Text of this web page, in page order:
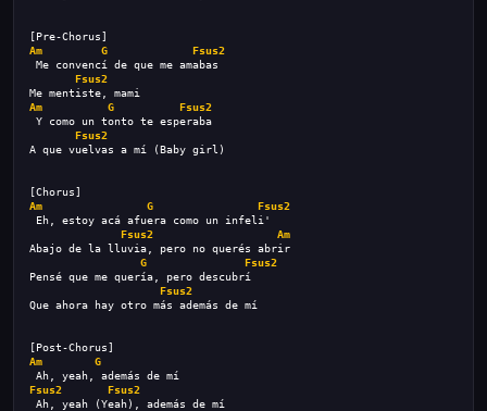
[Pre-Chorus]
Am
G
Fsus2
Me convencí de que me amabas
Fsus2
Me mentiste, mami
Am
G
Fsus2
Y como un tonto te esperaba
Fsus2
A que vuelvas a mí (Baby girl)
[Chorus]
Am
G
Fsus2
Eh, estoy acá afuera como un infeli'
Fsus2
Am
Abajo de la lluvia, pero no querés abrir
G
Fsus2
Pensé que me quería, pero descubrí
Fsus2
Que ahora hay otro más además de mí
[Post-Chorus]
Am
G
Ah, yeah, además de mí
Fsus2
Fsus2
Ah, yeah (Yeah), además de mí